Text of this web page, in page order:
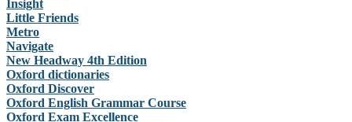
Insight
Little Friends
Metro
Navigate
New Headway 4th Edition
Oxford dictionaries
Oxford Discover
Oxford English Grammar Course
Oxford Exam Excellence